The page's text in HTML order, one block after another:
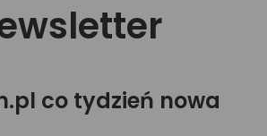
co tydzień nowa